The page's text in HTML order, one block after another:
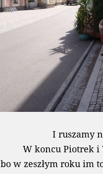
I ruszamy
W koncu Piotrek i
bo w zeszłym roku im